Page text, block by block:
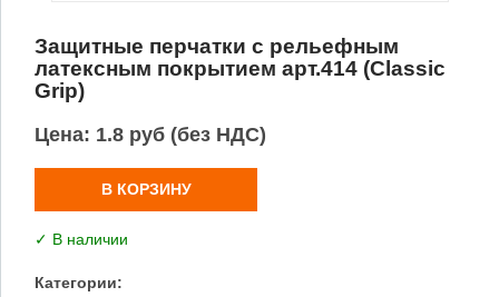
Защитные перчатки с рельефным
латексным покрытием арт.414 (Classic
Grip)
Цена: 1.8 руб (без НДС)
В КОРЗИНУ
✓ В наличии
Категории: